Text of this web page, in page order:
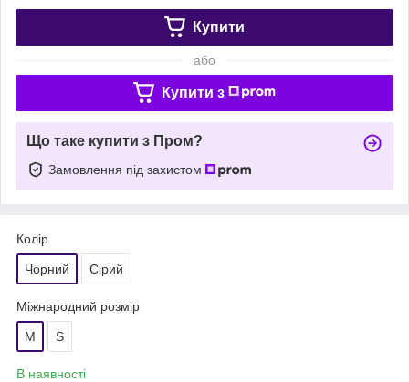
Купити
або
Купити з
Що таке купити з Пром?
Замовлення під захистом
Колір
Чорний Сірий
Міжнародний розмір
M S
В наявності